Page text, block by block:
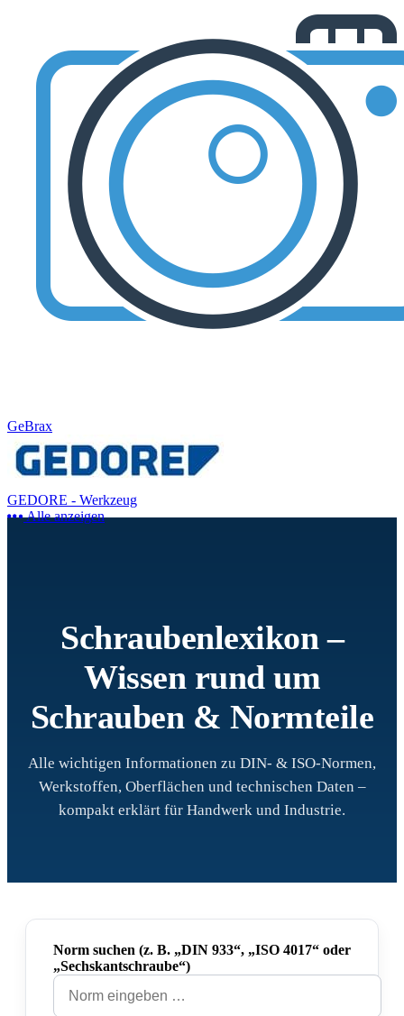
GeBrax
GEDORE - Werkzeug
Alle anzeigen
Schraubenlexikon –
Wissen rund um
Schrauben & Normteile
Alle wichtigen Informationen zu DIN- & ISO-Normen,
Werkstoffen, Oberflächen und technischen Daten –
kompakt erklärt für Handwerk und Industrie.
Norm suchen (z. B. „DIN 933“, „ISO 4017“ oder
„Sechskantschraube“)